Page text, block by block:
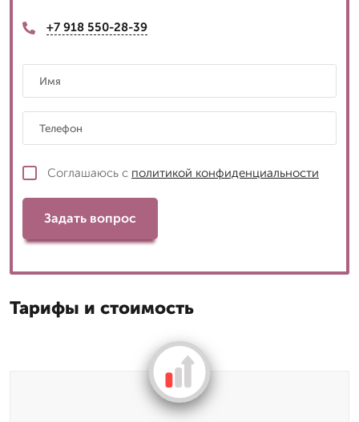
+7 918 550-28-39
Соглашаюсь с политикой конфиденциальности
Задать вопрос
Тарифы и стоимость